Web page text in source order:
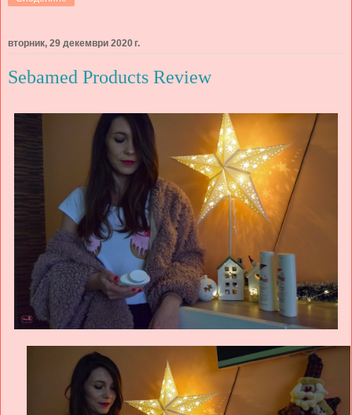
вторник, 29 декември 2020 г.
Sebamed Products Review